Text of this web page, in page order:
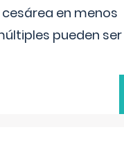
en menos
pueden ser